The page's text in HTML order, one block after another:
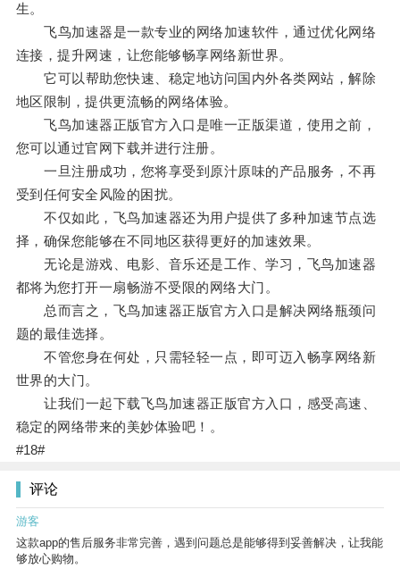
生。
飞鸟加速器是一款专业的网络加速软件，通过优化网络
连接，提升网速，让您能够畅享网络新世界。
它可以帮助您快速、稳定地访问国内外各类网站，解除
地区限制，提供更流畅的网络体验。
飞鸟加速器正版官方入口是唯一正版渠道，使用之前，
您可以通过官网下载并进行注册。
一旦注册成功，您将享受到原汁原味的产品服务，不再
受到任何安全风险的困扰。
不仅如此，飞鸟加速器还为用户提供了多种加速节点选
择，确保您能够在不同地区获得更好的加速效果。
无论是游戏、电影、音乐还是工作、学习，飞鸟加速器
都将为您打开一扇畅游不受限的网络大门。
总而言之，飞鸟加速器正版官方入口是解决网络瓶颈问
题的最佳选择。
不管您身在何处，只需轻轻一点，即可迈入畅享网络新
世界的大门。
让我们一起下载飞鸟加速器正版官方入口，感受高速、
稳定的网络带来的美妙体验吧！。
#18#
评论
游客
这款app的售后服务非常完善，遇到问题总是能够得到妥善解决，让我能
够放心购物。